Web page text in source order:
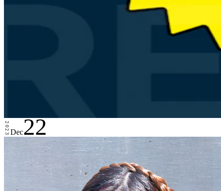
2023Dec22